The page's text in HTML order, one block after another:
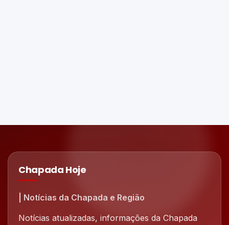
Chapada Hoje
| Notícias da Chapada e Região
Notícias atualizadas, informações da Chapada